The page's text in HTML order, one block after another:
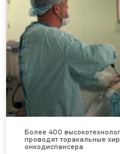
Более 400
проводят торакальные
онкодиспансера